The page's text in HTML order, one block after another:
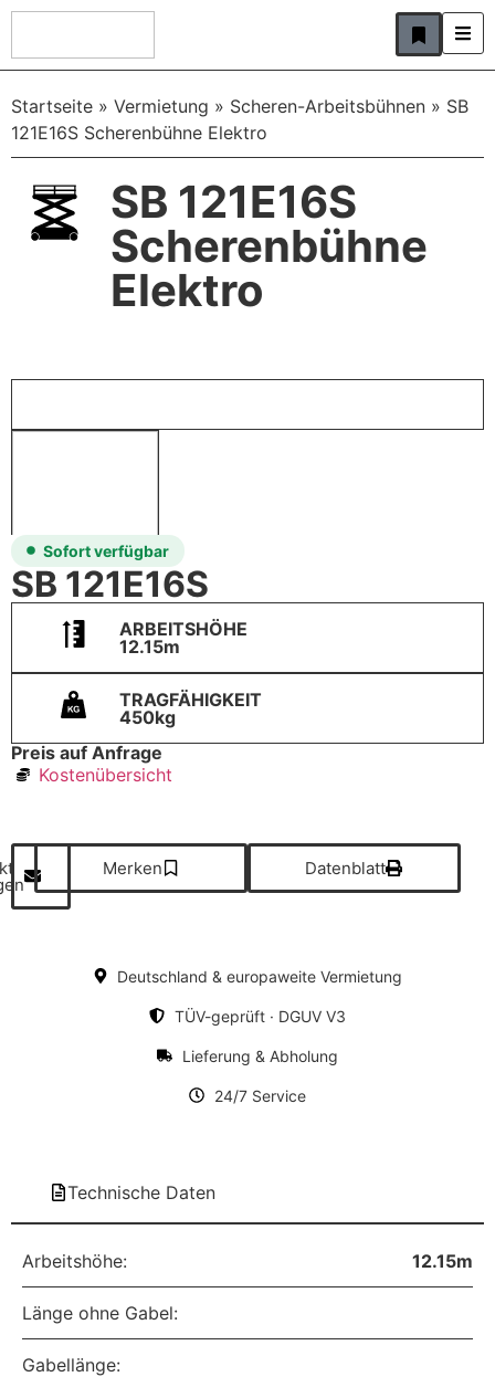
Startseite » Vermietung » Scheren-Arbeitsbühnen » SB
121E16S Scherenbühne Elektro
SB 121E16S
Scherenbühne
Elektro
Sofort verfügbar
SB 121E16S
ARBEITSHÖHE
12.15m
TRAGFÄHIGKEIT
450kg
Preis auf Anfrage
Kostenübersicht
Merken Datenblatt
Deutschland & europaweite Vermietung
TÜV-geprüft · DGUV V3
Lieferung & Abholung
24/7 Service
Technische Daten
Arbeitshöhe: 12.15m
Länge ohne Gabel:
Gabellänge: